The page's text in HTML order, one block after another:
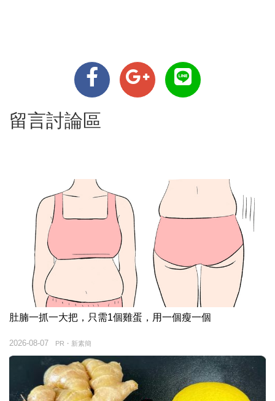
留言討論區
肚腩一抓一大把，只需1個雞蛋，用一個瘦一個
PR・新素簡
2026-08-07